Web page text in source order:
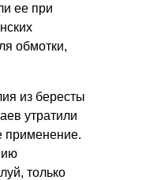
ее при
обмотки,
из бересты
утратили
применение.
только